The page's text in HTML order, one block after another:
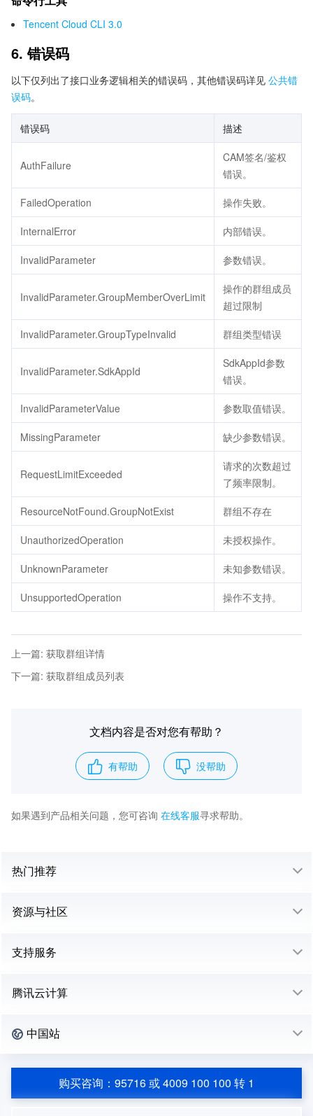
Tencent Cloud CLI 3.0
6. 错误码
以下仅列出了接口业务逻辑相关的错误码，其他错误码详见 公共错
误码。
错误码 描述
AuthFailure
CAM签名/鉴权
错误。
FailedOperation 操作失败。
InternalError 内部错误。
InvalidParameter 参数错误。
InvalidParameter.GroupMemberOverLimit
操作的群组成员
超过限制
InvalidParameter.GroupTypeInvalid 群组类型错误
InvalidParameter.SdkAppId
SdkAppId参数
错误。
InvalidParameterValue 参数取值错误。
MissingParameter 缺少参数错误。
RequestLimitExceeded
请求的次数超过
了频率限制。
ResourceNotFound.GroupNotExist 群组不存在
UnauthorizedOperation 未授权操作。
UnknownParameter 未知参数错误。
UnsupportedOperation 操作不支持。
上一篇: 获取群组详情
下一篇: 获取群组成员列表
文档内容是否对您有帮助？
有帮助 没帮助
如果遇到产品相关问题，您可咨询 在线客服寻求帮助。
热门推荐
资源与社区
支持服务
腾讯云计算
中国站
购买咨询：95716 或 4009 100 100 转 1